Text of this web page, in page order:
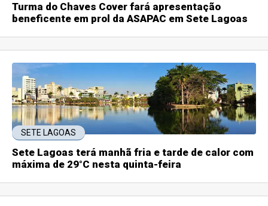
Turma do Chaves Cover fará apresentação
beneficente em prol da ASAPAC em Sete Lagoas
SETE LAGOAS
Sete Lagoas terá manhã fria e tarde de calor com
máxima de 29°C nesta quinta-feira